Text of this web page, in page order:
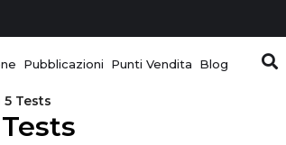
Pubblicazioni Punti Vendita Blog
Tests